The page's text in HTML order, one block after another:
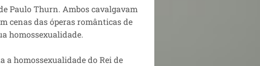
Paulo Thurn. Ambos cavalgavam
cenas das óperas românticas de
homossexualidade.
homossexualidade do Rei de